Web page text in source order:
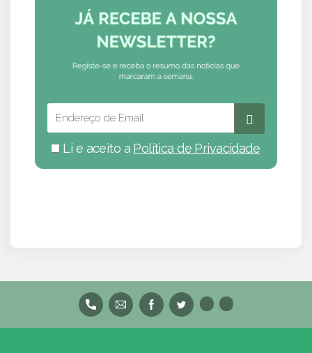
Li e aceito a Política de Privacidade